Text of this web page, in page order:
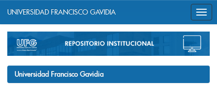
navigation
UNIVERSIDAD FRANCISCO GAVIDIA
Universidad Francisco Gavidia